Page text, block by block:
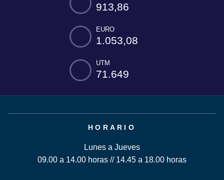
913,86
EURO
1.053,08
UTM
71.649
HORARIO
Lunes a Jueves
09.00 a 14.00 horas // 14.45 a 18.00 horas